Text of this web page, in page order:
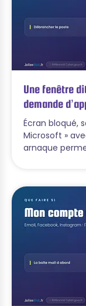
Une fenêtre
demande
Écran bloqué,
Microsoft »
arnaque